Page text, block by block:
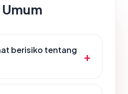
berisiko tentang